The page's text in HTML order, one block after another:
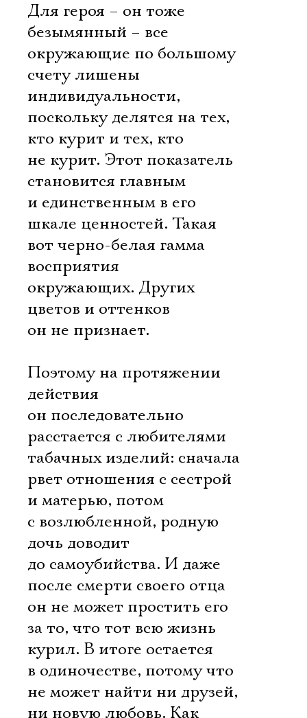
Для героя – он тоже
безымянный – все
окружающие по большому
счету лишены
индивидуальности,
поскольку делятся на тех,
кто курит и тех, кто
не курит. Этот показатель
становится главным
и единственным в его
шкале ценностей. Такая
вот черно-белая гамма
восприятия
окружающих. Других
цветов и оттенков
он не признает.
Поэтому на протяжении
действия
он последовательно
расстается с любителями
табачных изделий: сначала
рвет отношения с сестрой
и матерью, потом
с возлюбленной, родную
дочь доводит
до самоубийства. И даже
после смерти своего отца
он не может простить его
за то, что тот всю жизнь
курил. В итоге остается
в одиночестве, потому что
не может найти ни друзей,
ни новую любовь. Как